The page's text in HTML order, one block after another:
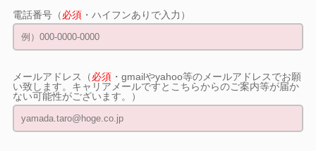
電話番号（必須・ハイフンありで入力）
メールアドレス（必須・gmailやyahoo等のメールアドレスでお願
い致します。キャリアメールですとこちらからのご案内等が届か
ない可能性がございます。）